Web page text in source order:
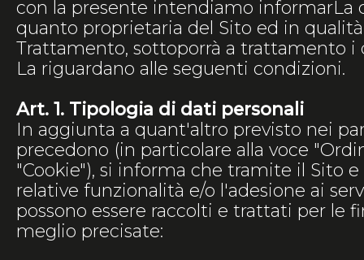
con la presente intendiamo informarLa
quanto proprietaria del Sito ed in
Trattamento, sottoporrà a trattamento i
La riguardano alle seguenti condizioni.
Art. 1. Tipologia di dati personali
In aggiunta a quant'altro previsto nei
precedono (in particolare alla voce
"Cookie"), si informa che tramite il Sito
relative funzionalità e/o l'adesione ai
possono essere raccolti e trattati per le
meglio precisate: